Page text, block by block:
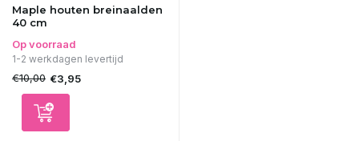
Maple houten breinaalden
40 cm
Op voorraad
1-2 werkdagen levertijd
€10,00 €3,95